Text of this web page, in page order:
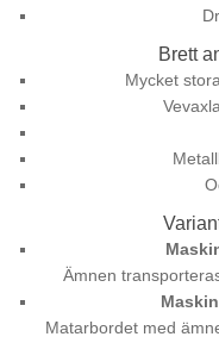
Brett
Mycket
Ämnen
Matarbordet med